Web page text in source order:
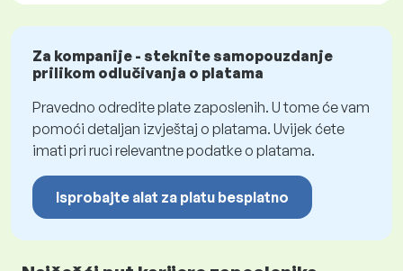
Za kompanije - steknite samopouzdanje
prilikom odlučivanja o platama
Pravedno odredite plate zaposlenih. U tome će vam
pomoći detaljan izvještaj o platama. Uvijek ćete
imati pri ruci relevantne podatke o platama.
Isprobajte alat za platu besplatno